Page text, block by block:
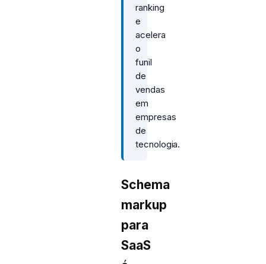
ranking
e
acelera
o
funil
de
vendas
em
empresas
de
tecnologia.
Schema
markup
para
SaaS